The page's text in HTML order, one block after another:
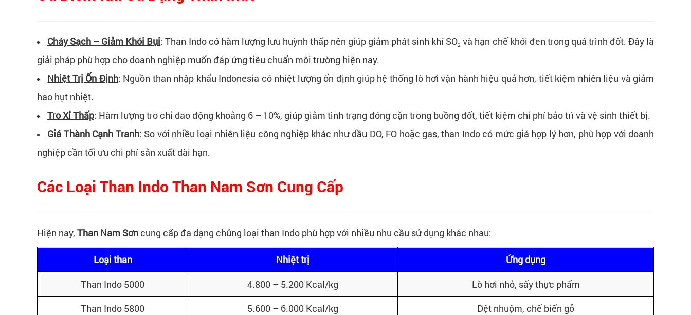
Cháy Sạch – Giảm Khói Bụi:Than Indo có hàm lượng lưu huỳnh thấp nên giúp giảm phát sinh khí SO₂ và hạn chế khói đen trong quá trình đốt. Đây là
giải pháp phù hợp cho doanh nghiệp muốn đáp ứng tiêu chuẩn môi trường hiện nay.
Nhiệt Trị Ổn Định: Nguồn than nhập khẩu Indonesia có nhiệt lượng ổn định giúp hệ thống lò hơi vận hành hiệu quả hơn, tiết kiệm nhiên liệu và giảm
hao hụt nhiệt.
Tro Xỉ Thấp: Hàm lượng tro chỉ dao động khoảng 6 – 10%, giúp giảm tình trạng đóng cặn trong buồng đốt, tiết kiệm chi phí bảo trì và vệ sinh thiết bị.
Giá Thành Cạnh Tranh: So với nhiều loại nhiên liệu công nghiệp khác như dầu DO, FO hoặc gas, than Indo có mức giá hợp lý hơn, phù hợp với doanh
nghiệp cần tối ưu chi phí sản xuất dài hạn.
Các Loại Than Indo Than Nam Sơn Cung Cấp
Hiện nay, Than Nam Sơncung cấp đa dạng chủng loại than Indo phù hợp với nhiều nhu cầu sử dụng khác nhau:
Loại than Nhiệt trị
Ứng dụng
Than Indo 5000
4.800 – 5.200 Kcal/kg
Lò hơi nhỏ, sấy thực phẩm
Than Indo 5800
5.600 – 6.000 Kcal/kg
Dệt nhuộm, chế biến gỗ